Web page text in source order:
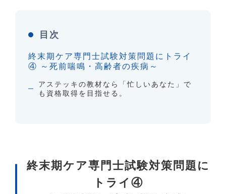
目次
終末期ケア専門士試験対策問題にトライ
④ ～死前喘鳴・高齢者の疾病～
アステッキの教材なら「忙しいあなた」で
も資格取得を目指せる。
終末期ケア専門士試験対策問題に
トライ④